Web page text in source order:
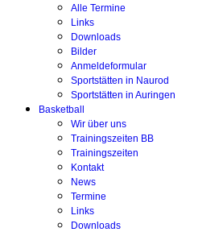
Alle Termine
Links
Downloads
Bilder
Anmeldeformular
Sportstätten in Naurod
Sportstätten in Auringen
Basketball
Wir über uns
Trainingszeiten BB
Trainingszeiten
Kontakt
News
Termine
Links
Downloads